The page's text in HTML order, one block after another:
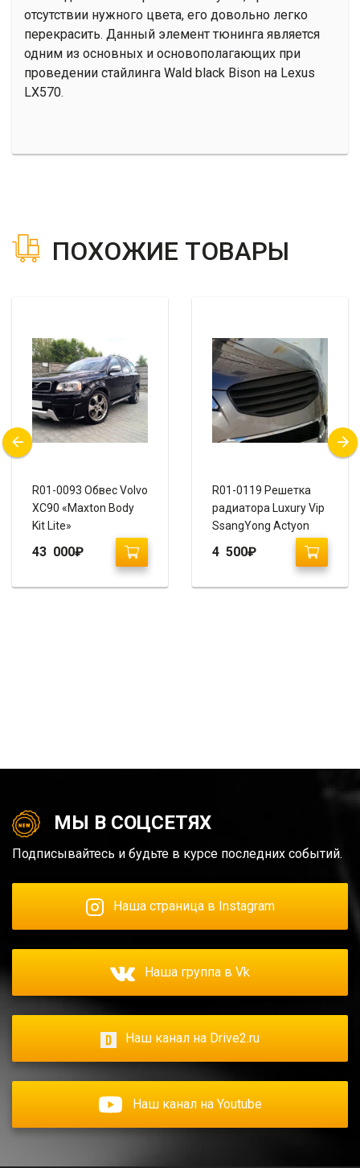
отсутствии нужного цвета, его довольно легко
перекрасить. Данный элемент тюнинга является
одним из основных и основополагающих при
проведении стайлинга Wald black Bison на Lexus
LX570.
ПОХОЖИЕ ТОВАРЫ
R01-0093 Обвес Volvo
XC90 «Maxton Body
Kit Lite»
43 000₽
R01-0119 Решетка
радиатора Luxury Vip
SsangYong Actyon
4 500₽
МЫ В СОЦСЕТЯХ
Подписывайтесь и будьте в курсе последних событий.
Наша страница в Instagram
Наша группа в Vk
Наш канал на Drive2.ru
Наш канал на Youtube